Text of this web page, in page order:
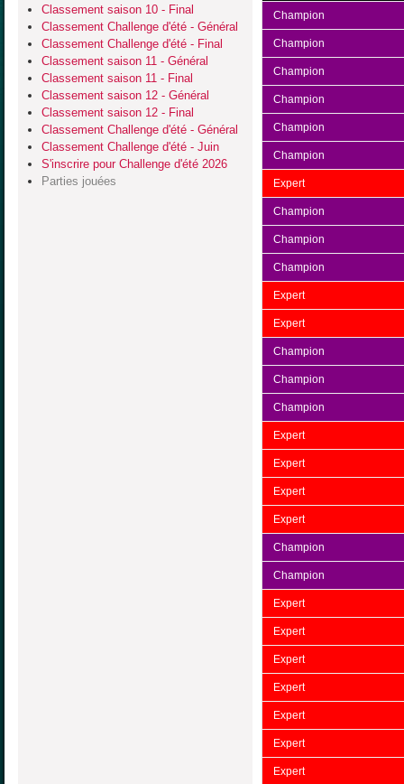
Classement saison 10 - Final
Classement Challenge d'été - Général
Classement Challenge d'été - Final
Classement saison 11 - Général
Classement saison 11 - Final
Classement saison 12 - Général
Classement saison 12 - Final
Classement Challenge d'été - Général
Classement Challenge d'été - Juin
S'inscrire pour Challenge d'été 2026
Parties jouées
Champion
Champion
Champion
Champion
Champion
Champion
Expert
Champion
Champion
Champion
Expert
Expert
Champion
Champion
Champion
Expert
Expert
Expert
Expert
Champion
Champion
Expert
Expert
Expert
Expert
Expert
Expert
Expert